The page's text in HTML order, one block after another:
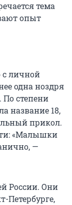
тема
опыт
с личной
одна ноздря
По степени
название 18,
прикол.
«Малышки
—
России. Они
Петербурге,